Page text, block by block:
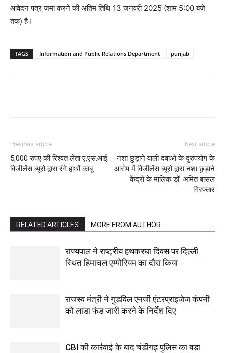
आवेदन पत्र जमा करने की अंतिम तिथि 13 जनवरी 2025 (शाम 5:00 बजे
तक) है।
TAGS Information and Public Relations Department punjab
Previous article
5,000 रुपए की रिश्वत लेता ए.एस.आई.
विजीलेंस ब्यूरो द्वारा रंगे हाथों काबू
Next article
नशा छुड़ाने वाली दवाओं के दुरुपयोग के
आरोप में विजीलेंस ब्यूरो द्वारा नशा छुड़ाने
केंद्रों के मालिक डॉ. अमित बांसल
गिरफ्तार
RELATED ARTICLES MORE FROM AUTHOR
राज्यपाल ने राष्ट्रीय हथकरघा दिवस पर दिल्ली
स्थित हिमाचल एम्पोरियम का दौरा किया
राजस्व मंत्री ने गुडविल एनर्जी एंटरप्राइजेज कंपनी
को लाडा फंड जारी करने के निर्देश दिए
CBI की कार्रवाई के बाद चंडीगढ़ पुलिस का बड़ा